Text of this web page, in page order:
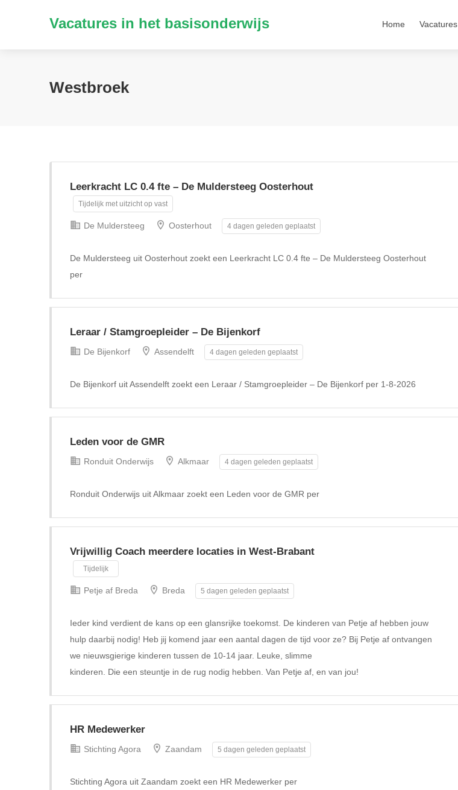
Vacatures in het basisonderwijs Home Vacatures
Westbroek
Leerkracht LC 0.4 fte – De Muldersteeg Oosterhout
Tijdelijk met uitzicht op vast
De Muldersteeg Oosterhout 4 dagen geleden geplaatst
De Muldersteeg uit Oosterhout zoekt een Leerkracht LC 0.4 fte – De Muldersteeg Oosterhout
per
Leraar / Stamgroepleider – De Bijenkorf
De Bijenkorf Assendelft 4 dagen geleden geplaatst
De Bijenkorf uit Assendelft zoekt een Leraar / Stamgroepleider – De Bijenkorf per 1-8-2026
Leden voor de GMR
Ronduit Onderwijs Alkmaar 4 dagen geleden geplaatst
Ronduit Onderwijs uit Alkmaar zoekt een Leden voor de GMR per
Vrijwillig Coach meerdere locaties in West-Brabant
Tijdelijk
Petje af Breda Breda 5 dagen geleden geplaatst
Ieder kind verdient de kans op een glansrijke toekomst. De kinderen van Petje af hebben jouw
hulp daarbij nodig! Heb jij komend jaar een aantal dagen de tijd voor ze? Bij Petje af ontvangen
we nieuwsgierige kinderen tussen de 10-14 jaar. Leuke, slimme
kinderen. Die een steuntje in de rug nodig hebben. Van Petje af, en van jou!
HR Medewerker
Stichting Agora Zaandam 5 dagen geleden geplaatst
Stichting Agora uit Zaandam zoekt een HR Medewerker per